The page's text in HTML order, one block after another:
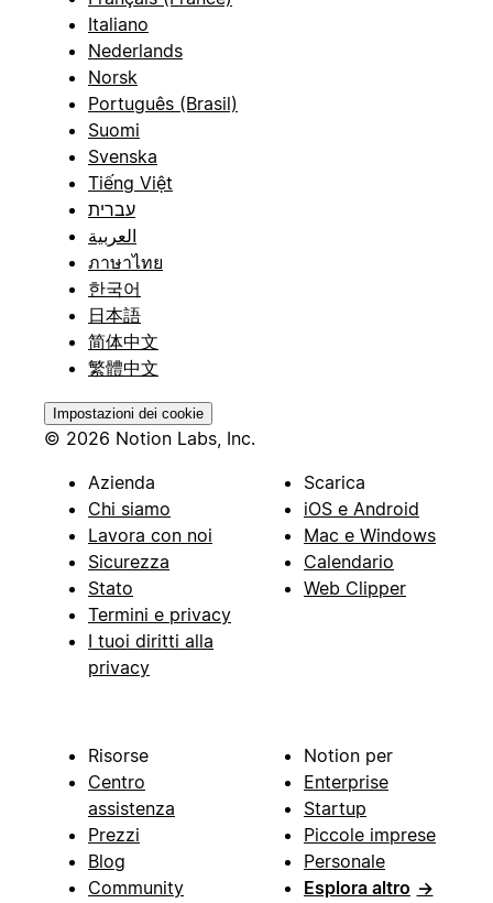
Italiano
Nederlands
Norsk
Português (Brasil)
Suomi
Svenska
Tiếng Việt
עברית
العربية
ภาษาไทย
한국어
日本語
简体中文
繁體中文
Impostazioni dei cookie
© 2026 Notion Labs, Inc.
Azienda
Chi siamo
Lavora con noi
Sicurezza
Stato
Termini e privacy
I tuoi diritti alla
privacy
Scarica
iOS e Android
Mac e Windows
Calendario
Web Clipper
Risorse
Centro
assistenza
Prezzi
Blog
Community
Notion per
Enterprise
Startup
Piccole imprese
Personale
Esplora altro →